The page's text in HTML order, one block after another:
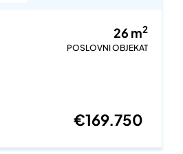
26 m2
POSLOVNI OBJEKAT
€169.750